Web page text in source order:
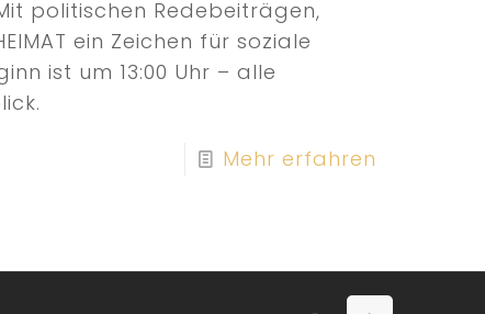
politischen Redebeiträgen,
ein Zeichen für soziale
ist um 13:00 Uhr – alle
Mehr erfahren